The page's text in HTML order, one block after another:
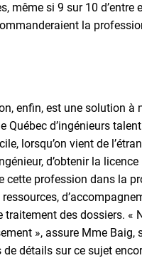
même si 9 sur 10 d’entre
la
enfin, est une solution à
Québec d’ingénieurs
lorsqu’on vient de
d’obtenir la
cette profession dans la
traitement des dossiers. «
», assure Mme Baig,
détails sur ce sujet